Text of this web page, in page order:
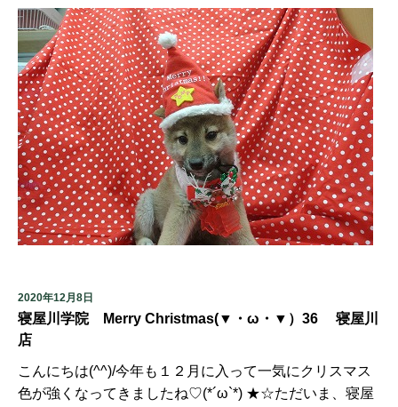
2020年12月8日
寝屋川学院 Merry Christmas(▼・ω・▼）36 寝屋川
店
こんにちは(^^)/今年も１２月に入って一気にクリスマス
色が強くなってきましたね♡(*´ω`*) ★☆ただいま、寝屋